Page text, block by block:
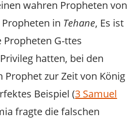
wahren Propheten von
in Tehane, Es ist
Propheten G-ttes
hatten, bei den
Prophet zur Zeit von König
Beispiel (3 Samuel
fragte die falschen